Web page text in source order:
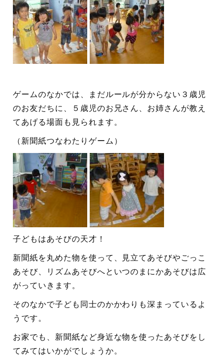
ゲームのなかでは、まだルールが分からない３歳児
のお友だちに、５歳児のお兄さん、お姉さんが教え
てあげる場面も見られます。
（新聞紙つなわたりゲーム）
子どもはあそびの天才！
新聞紙を丸めた物を使って、見立てあそびやごっこ
あそび、リズムあそびへといつのまにかあそびは広
がっていきます。
そのなかで子ども同士のかかわりも深まっているよ
うです。
お家でも、新聞紙など身近な物を使ったあそびをし
てみてはいかがでしょうか。